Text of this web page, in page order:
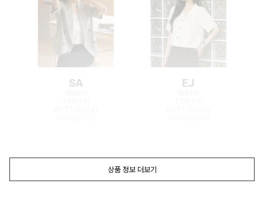
SA EJ
상품 정보 더보기